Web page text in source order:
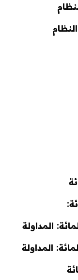
المداولة
المداولة